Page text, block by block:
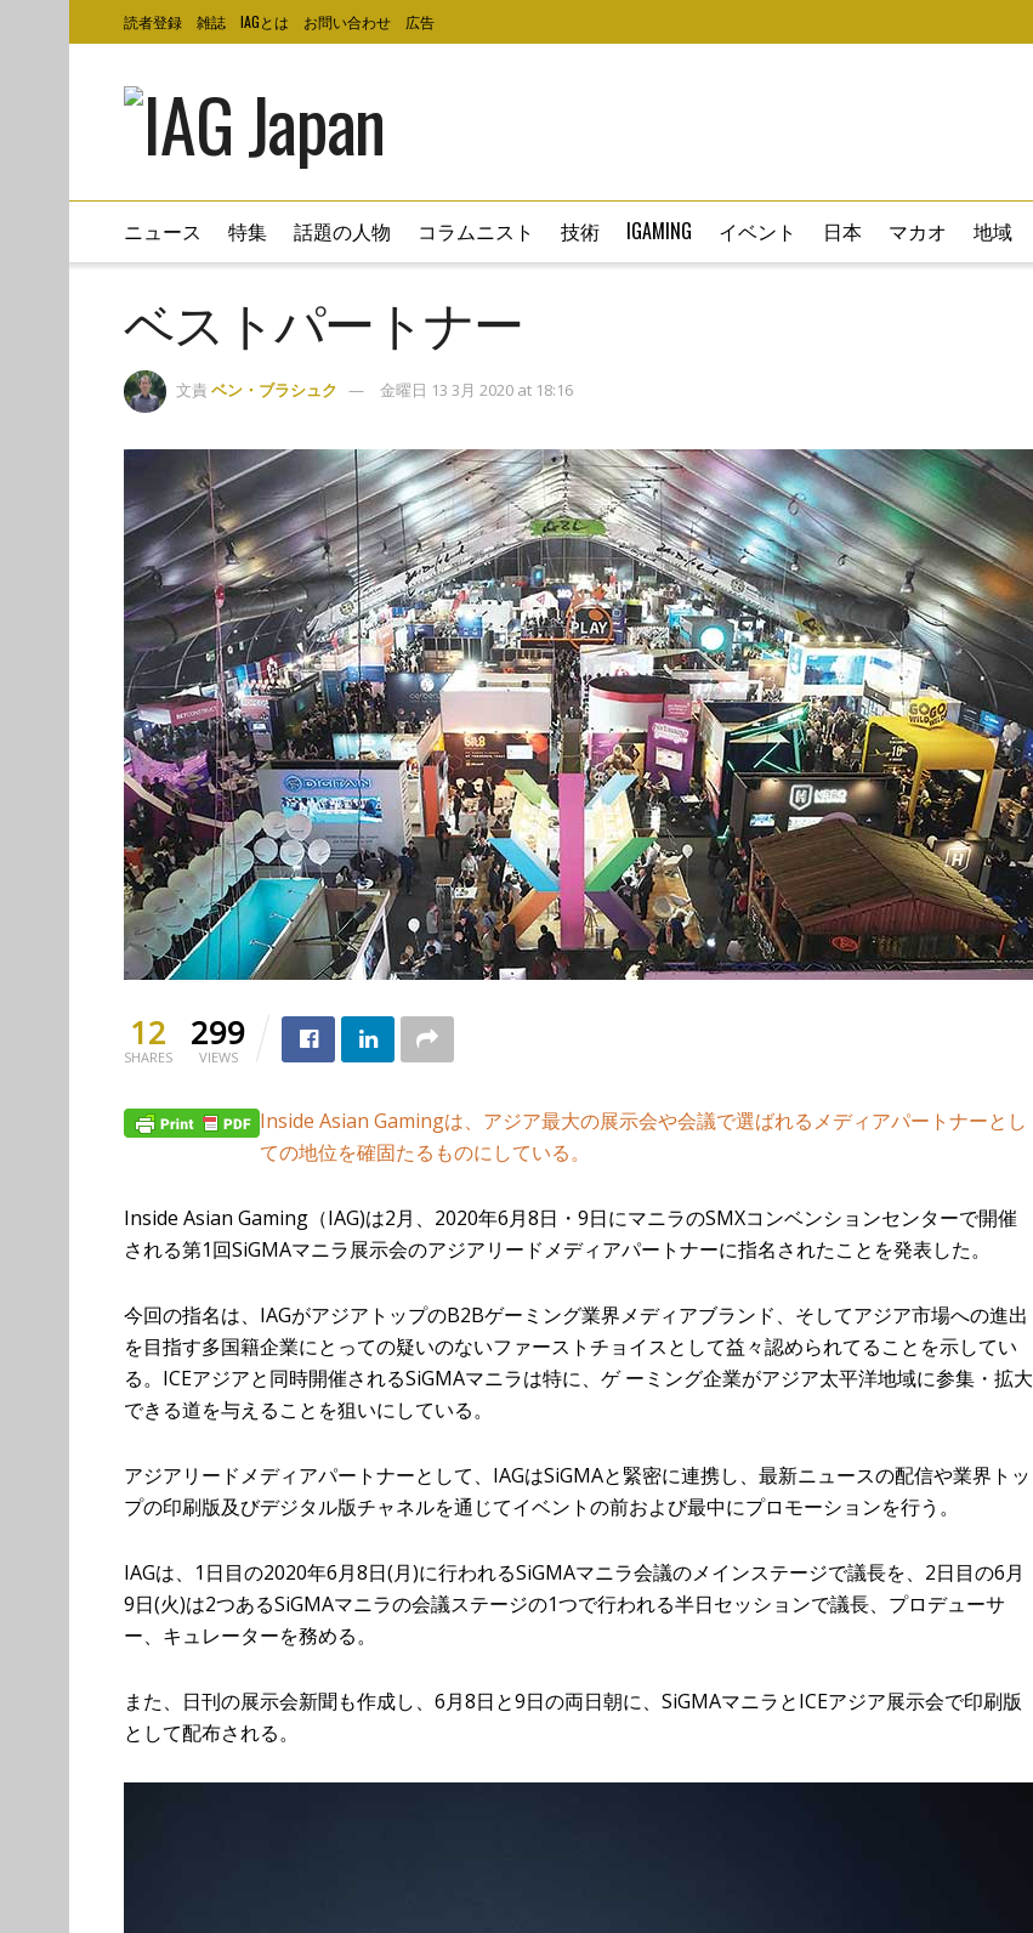
読者登録 雑誌 IAGとは お問い合わせ 広告
ニュース 特集 話題の人物 コラムニスト 技術 IGAMING イベント 日本 マカオ 地域
ベストパートナー
文責 ベン・ブラシュク 金曜日 13 3月 2020 at 18:16
12
SHARES
299
VIEWS
Inside Asian Gamingは、アジア最大の展示会や会議で選ばれるメディアパートナーとし
ての地位を確固たるものにしている。
Inside Asian Gaming（IAG)は2月、2020年6月8日・9日にマニラのSMXコンベンションセンターで開催
される第1回SiGMAマニラ展示会のアジアリードメディアパートナーに指名されたことを発表した。
今回の指名は、IAGがアジアトップのB2Bゲーミング業界メディアブランド、そしてアジア市場への進出
を目指す多国籍企業にとっての疑いのないファーストチョイスとして益々認められてることを示してい
る。ICEアジアと同時開催されるSiGMAマニラは特に、ゲ ーミング企業がアジア太平洋地域に参集・拡大
できる道を与えることを狙いにしている。
アジアリードメディアパートナーとして、IAGはSiGMAと緊密に連携し、最新ニュースの配信や業界トッ
プの印刷版及びデジタル版チャネルを通じてイベントの前および最中にプロモーションを行う。
IAGは、1日目の2020年6月8日(月)に行われるSiGMAマニラ会議のメインステージで議長を、2日目の6月
9日(火)は2つあるSiGMAマニラの会議ステージの1つで行われる半日セッションで議長、プロデューサ
ー、キュレーターを務める。
また、日刊の展示会新聞も作成し、6月8日と9日の両日朝に、SiGMAマニラとICEアジア展示会で印刷版
として配布される。